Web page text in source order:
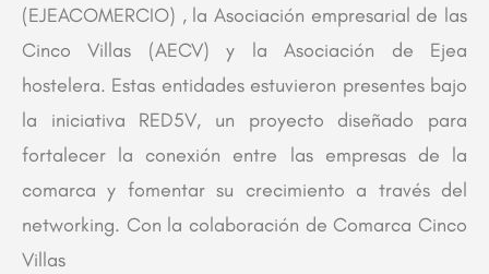
(EJEACOMERCIO) , la Asociación empresarial de las
Cinco Villas (AECV) y la Asociación de Ejea
hostelera. Estas entidades estuvieron presentes bajo
la iniciativa RED5V, un proyecto diseñado para
fortalecer la conexión entre las empresas de la
comarca y fomentar su crecimiento a través del
networking. Con la colaboración de Comarca Cinco
Villas